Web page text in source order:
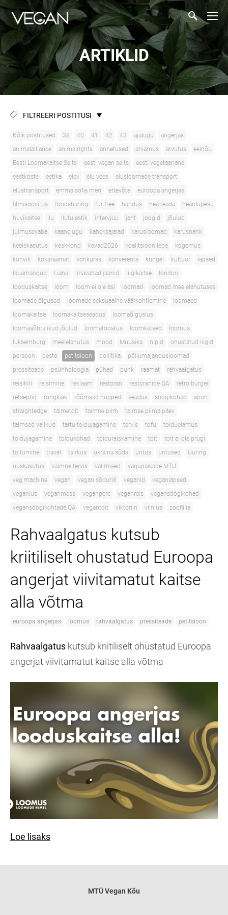
ARTIKLID
FILTREERI POSTITUSI
Kõik postitused 38 40 41 42 43 ajalugu
angerjas
animalalliance
animalrights annetused arvamus arvutus
eelnõu
Eesti Loomakaitse Selts
eesti vegan selts
eesti vegetaarlane
eestkoste
eetika elev elu vees
elusloomade transport
elustransport
emma sofia meri ettevõte
euroopa angerjas
filmisoovitus
foodsharing fur free haridus hea teada
heaolupesu
huvikaitse
ilu ilutulestik intervjuu jaht joogid
jõulud
julmusevaba
kaanelugu kaheksajalad karusloomad
karusnahk
keelekasutus
keskkond kevad2026 koalitsioonilepe
kogemus
kohvik
kokaraamat konkurss konverents kringel kultuur
lapsed
lauamängud
Liana lihavabad jaanid liigikaitse
london
looduskaitse
loom loom ei ole asi loomad
loomad meelelahutuses
loomade õigused
loomade seksuaalne väärkohtlemine
loomaed
loomakaitse
loomakaitseseadus
loomaõiguslus
loomasõbralikud jõulud
loomatööstus loomkatsed
loomus
luksemburg
meelelahutus mood Muusika nipid
ohustatud liigid
persoon
pesto petitsioon poliitika
põllumajandusloomad
pressiteade
psühholoogia pühad punk raamat
rahvaalgatus
reisikiri
reisimine reklaam restoran restoranide QA
retro burger
retseptid
rongkäik rõõmsad hüpped seadus söögikohad
sport
straightedge
taimetoit taimne piim
taimse piima päev
taimsed valikud
tartu toidujagamine tervis tofu
toiduelamus
toidujagamine
toidukohad toiduraiskamine toit
toit ei ole prügi
toitumine
travel tsirkus ukraina sõda üritus üritused
Uuring
uuskasutus
vaimne tervis valimised
varjupaikade MTÜ
veg machine
vegan vegan sõdurid veganid
veganlapsed
veganlus
veganmess veganpere veganreis
vegansöögikohad
vegansöögikohtade QA
vegantoit viktoriin vilnius zoofiilia
Rahvaalgatus kutsub
kriitiliselt ohustatud Euroopa
angerjat viivitamatut kaitse
alla võtma
euroopa angerjas loomus rahvaalgatus pressiteade petitsioon
Rahvaalgatus kutsub kriitiliselt ohustatud Euroopa
angerjat viivitamatut kaitse alla võtma
Loe lisaks
MTÜVegan Kõu